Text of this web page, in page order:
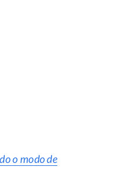
o modo de